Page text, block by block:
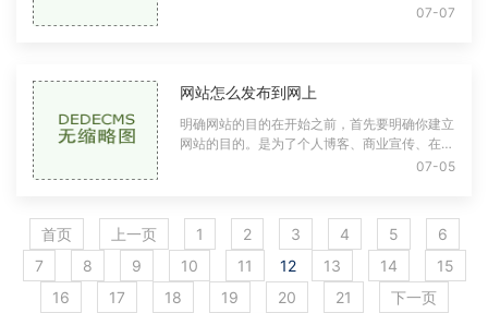
户体验：确保用户能够顺畅地浏览网站，找到所
07-07
网站怎么发布到网上
明确网站的目的在开始之前，首先要明确你建立
网站的目的。是为了个人博客、商业宣传、在线
商店，还是作品展示？确定目的将帮助你在后续
07-05
首页 上一页 1 2 3 4 5
6
7
8 9 10 11 12 13 14
15
16
17 18 19 20 21
下一页